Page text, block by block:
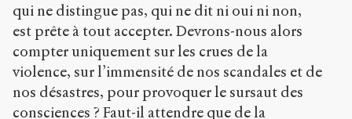
qui ne distingue pas, qui ne dit ni oui ni non,
est prête à tout accepter. Devrons-nous alors
compter uniquement sur les crues de la
violence, sur l’immensité de nos scandales et de
nos désastres, pour provoquer le sursaut des
consciences ? Faut-il attendre que de la